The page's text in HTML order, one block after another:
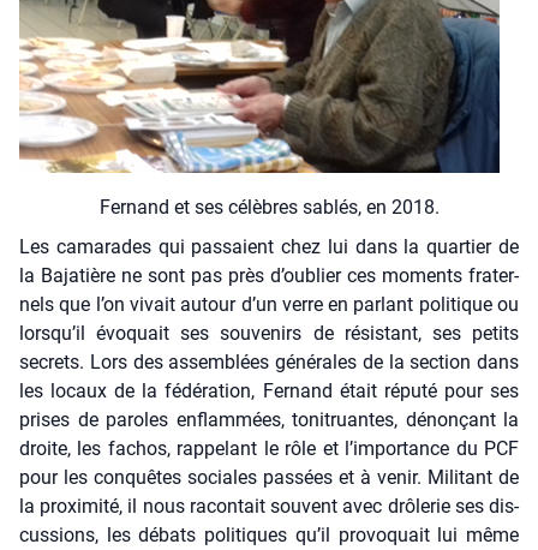
Fer­nand et ses célèbres sablés, en 2018.
Les cama­rades qui pas­saient chez lui dans la quar­tier de
la Baja­tière ne sont pas près d’ou­blier ces moments fra­ter­
nels que l’on vivait autour d’un verre en par­lant poli­tique ou
lors­qu’il évo­quait ses sou­ve­nirs de résis­tant, ses petits
secrets. Lors des assem­blées géné­rales de la sec­tion dans
les locaux de la fédé­ra­tion, Fer­nand était répu­té pour ses
prises de paroles enflam­mées, toni­truantes, dénon­çant la
droite, les fachos, rap­pe­lant le rôle et l’im­por­tance du PCF
pour les conquêtes sociales pas­sées et à venir. Mili­tant de
la proxi­mi­té, il nous racon­tait sou­vent avec drô­le­rie ses dis­
cus­sions, les débats poli­tiques qu’il pro­vo­quait lui même